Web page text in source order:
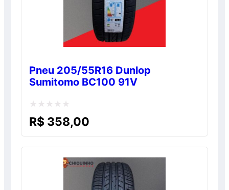
Pneu 205/55R16 Dunlop
Sumitomo BC100 91V
Avaliação
R$ 358,00